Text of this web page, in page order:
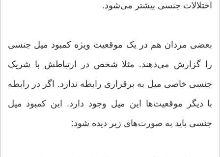
اختلالات جنسی بیشتر می‌شود.
بعضی مردان هم در یک موقعیت ویژه کمبود میل جنسی
را گزارش می‌دهند. مثلا شخص در ارتباطش با شریک
جنسی خاصی میل به برقراری رابطه ندارد. اگر در رابطه
با دیگر موقعیت‌ها این میل وجود دارد. این کمبود میل
جنسی باید به صورت‌های زیر دیده شود: